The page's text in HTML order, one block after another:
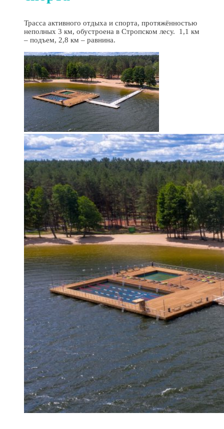
Трасса активного отдыха и спорта, протяжённостью
неполных 3 км, обустроена в Стропском лесу. 1,1 км
– подъем, 2,8 км – равнина.